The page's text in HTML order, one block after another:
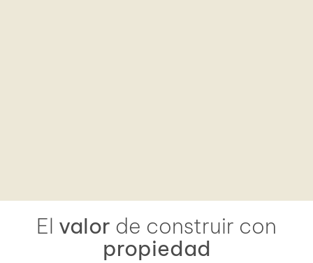
El valor de construir con
propiedad